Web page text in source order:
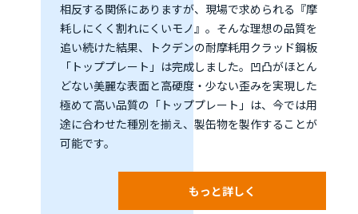
相反する関係にありますが、現場で求められる『摩
耗しにくく割れにくいモノ』。そんな理想の品質を
追い続けた結果、トクデンの耐摩耗用クラッド鋼板
「トッププレート」は完成しました。凹凸がほとん
どない美麗な表面と高硬度・少ない歪みを実現した
極めて高い品質の「トッププレート」は、今では用
途に合わせた種別を揃え、製缶物を製作することが
可能です。
もっと詳しく